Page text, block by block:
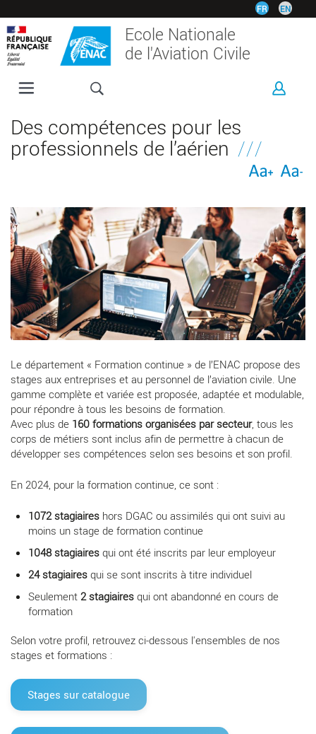
au
contenu
principal
FR EN
Ecole Nationale
de l'Aviation Civile
FORMATIONS
RECHERCHE
VIE ÉTUDIANTE
Des compétences pour les
professionnels de l’aérien
Le département « Formation continue » de l’ENAC propose des
stages aux entreprises et au personnel de l’aviation civile. Une
gamme complète et variée est proposée, adaptée et modulable,
pour répondre à tous les besoins de formation.
Avec plus de 160 formations organisées par secteur, tous les
corps de métiers sont inclus afin de permettre à chacun de
développer ses compétences selon ses besoins et son profil.
En 2024, pour la formation continue, ce sont :
1072 stagiaires hors DGAC ou assimilés qui ont suivi au
moins un stage de formation continue
1048 stagiaires qui ont été inscrits par leur employeur
24 stagiaires qui se sont inscrits à titre individuel
Seulement 2 stagiaires qui ont abandonné en cours de
formation
Selon votre profil, retrouvez ci-dessous l'ensembles de nos
stages et formations :
Stages sur catalogue